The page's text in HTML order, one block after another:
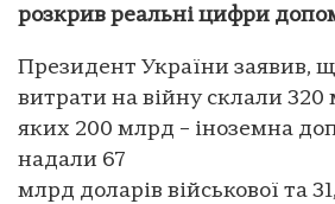
розкрив реальні цифри
Президент України заявив,
витрати на війну склали 320
яких 200 млрд – іноземна
надали 67
млрд доларів військової та